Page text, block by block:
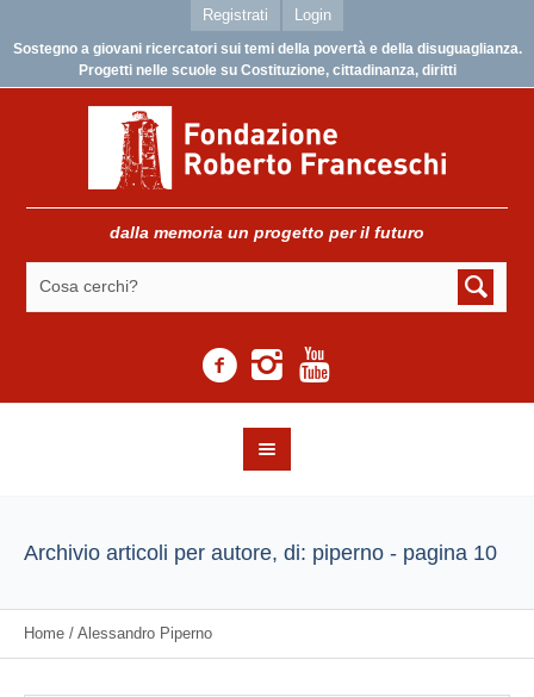
Registrati Login
Sostegno a giovani ricercatori sui temi della povertà e della disuguaglianza.
Progetti nelle scuole su Costituzione, cittadinanza, diritti
dalla memoria un progetto per il futuro
Archivio articoli per autore, di: piperno - pagina 10
Home / Alessandro Piperno